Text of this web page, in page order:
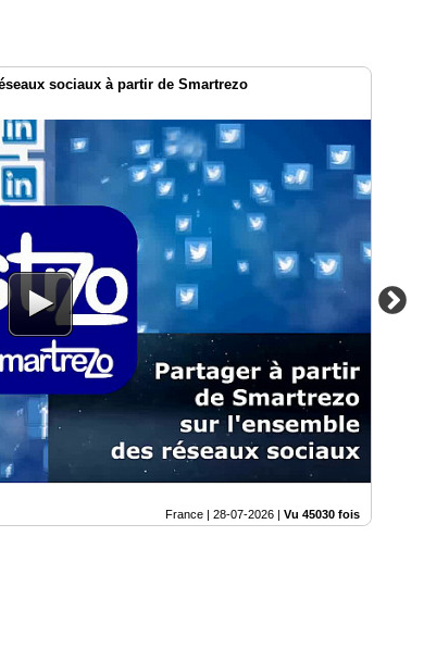
sociaux à partir de Smartrezo
France | 28-07-2026 Vu 45030 fois